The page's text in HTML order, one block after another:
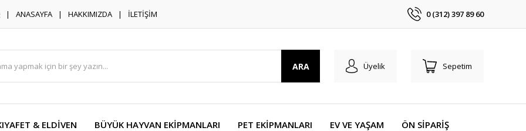
ANASAYFA HAKKIMIZDA İLETİŞİM 0 (312) 397 89 60
ARA Üyelik Sepetim
& ELDİVEN BÜYÜK HAYVAN EKİPMANLARI PET EKİPMANLARI EV VE YAŞAM ÖN SİPARİŞ